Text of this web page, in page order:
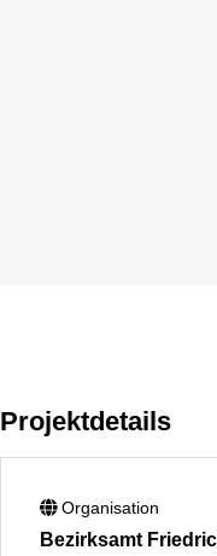
Projektdetails
Organisation
Bezirksamt